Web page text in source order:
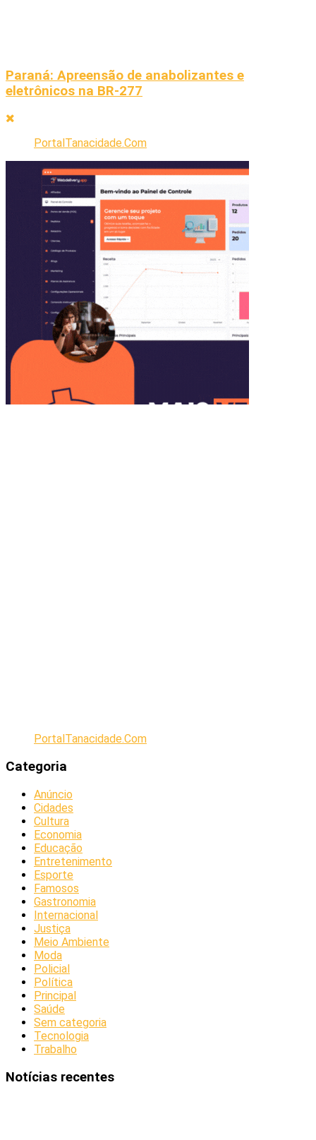
Paraná: Apreensão de anabolizantes e
eletrônicos na BR-277
PortalTanacidade.Com
PortalTanacidade.Com
Categoria
Anúncio
Cidades
Cultura
Economia
Educação
Entretenimento
Esporte
Famosos
Gastronomia
Internacional
Justiça
Meio Ambiente
Moda
Policial
Política
Principal
Saúde
Sem categoria
Tecnologia
Trabalho
Notícias recentes